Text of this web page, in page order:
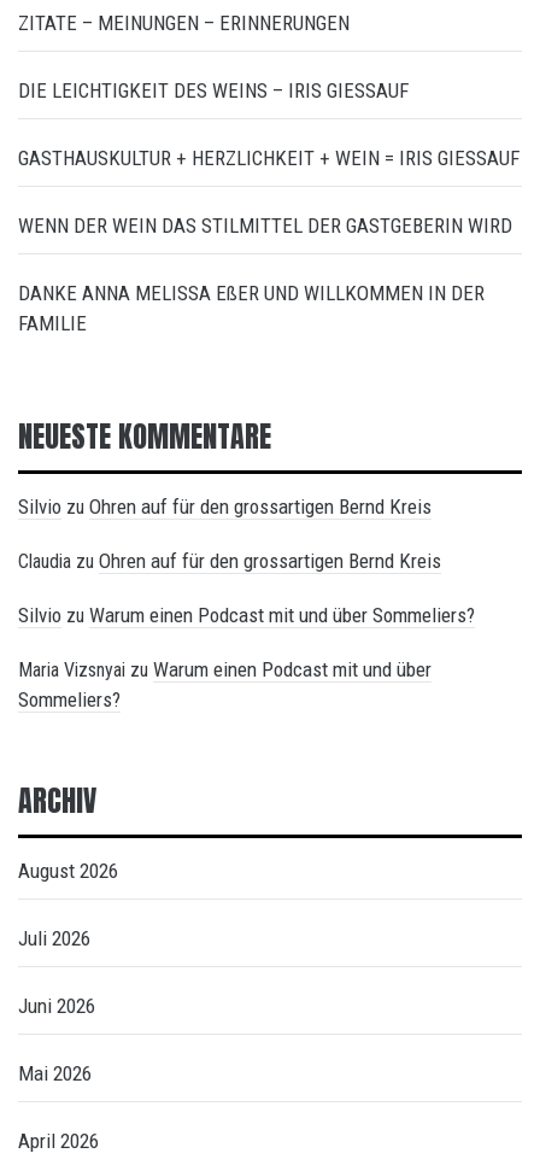
ZITATE – MEINUNGEN – ERINNERUNGEN
DIE LEICHTIGKEIT DES WEINS – IRIS GIESSAUF
GASTHAUSKULTUR + HERZLICHKEIT + WEIN = IRIS GIESSAUF
WENN DER WEIN DAS STILMITTEL DER GASTGEBERIN WIRD
DANKE ANNA MELISSA EßER UND WILLKOMMEN IN DER
FAMILIE
NEUESTE KOMMENTARE
Silvio zu Ohren auf für den grossartigen Bernd Kreis
Claudia zu Ohren auf für den grossartigen Bernd Kreis
Silvio zu Warum einen Podcast mit und über Sommeliers?
Maria Vizsnyai zu Warum einen Podcast mit und über
Sommeliers?
ARCHIV
August 2026
Juli 2026
Juni 2026
Mai 2026
April 2026